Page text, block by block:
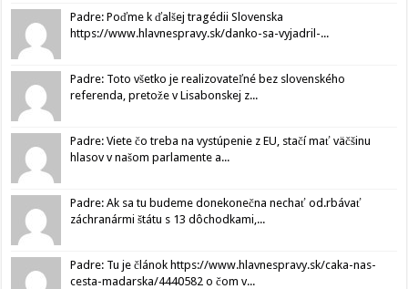
Padre: Poďme k ďalšej tragédii Slovenska
https://www.hlavnespravy.sk/danko-sa-vyjadril-...
Padre: Toto všetko je realizovateľné bez slovenského
referenda, pretože v Lisabonskej z...
Padre: Viete čo treba na vystúpenie z EU, stačí mať väčšinu
hlasov v našom parlamente a...
Padre: Ak sa tu budeme donekonečna nechať od.rbávať
záchranármi štátu s 13 dôchodkami,...
Padre: Tu je článok https://www.hlavnespravy.sk/caka-nas-
cesta-madarska/4440582 o čom v...